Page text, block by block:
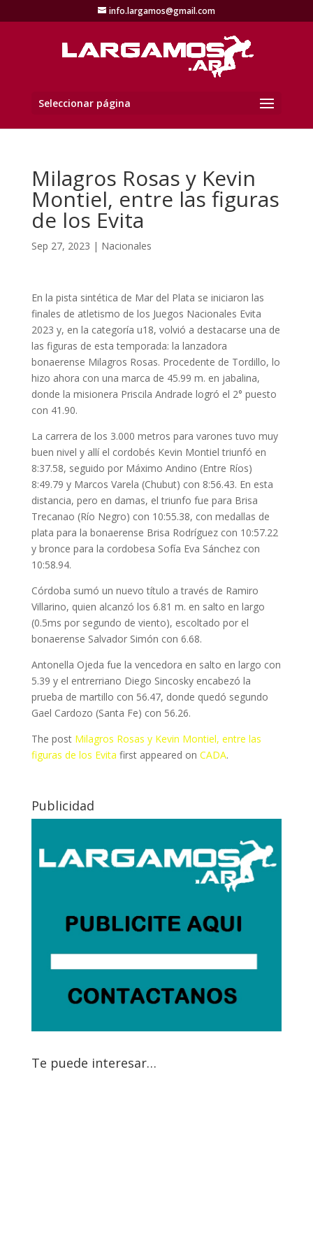
info.largamos@gmail.com
Seleccionar página
Milagros Rosas y Kevin
Montiel, entre las figuras
de los Evita
Sep 27, 2023 | Nacionales
En la pista sintética de Mar del Plata se iniciaron las
finales de atletismo de los Juegos Nacionales Evita
2023 y, en la categoría u18, volvió a destacarse una de
las figuras de esta temporada: la lanzadora
bonaerense Milagros Rosas. Procedente de Tordillo, lo
hizo ahora con una marca de 45.99 m. en jabalina,
donde la misionera Priscila Andrade logró el 2° puesto
con 41.90.
La carrera de los 3.000 metros para varones tuvo muy
buen nivel y allí el cordobés Kevin Montiel triunfó en
8:37.58, seguido por Máximo Andino (Entre Ríos)
8:49.79 y Marcos Varela (Chubut) con 8:56.43. En esta
distancia, pero en damas, el triunfo fue para Brisa
Trecanao (Río Negro) con 10:55.38, con medallas de
plata para la bonaerense Brisa Rodríguez con 10:57.22
y bronce para la cordobesa Sofía Eva Sánchez con
10:58.94.
Córdoba sumó un nuevo título a través de Ramiro
Villarino, quien alcanzó los 6.81 m. en salto en largo
(0.5ms por segundo de viento), escoltado por el
bonaerense Salvador Simón con 6.68.
Antonella Ojeda fue la vencedora en salto en largo con
5.39 y el entrerriano Diego Sincosky encabezó la
prueba de martillo con 56.47, donde quedó segundo
Gael Cardozo (Santa Fe) con 56.26.
The post Milagros Rosas y Kevin Montiel, entre las
figuras de los Evita first appeared on CADA.
Publicidad
Te puede interesar…